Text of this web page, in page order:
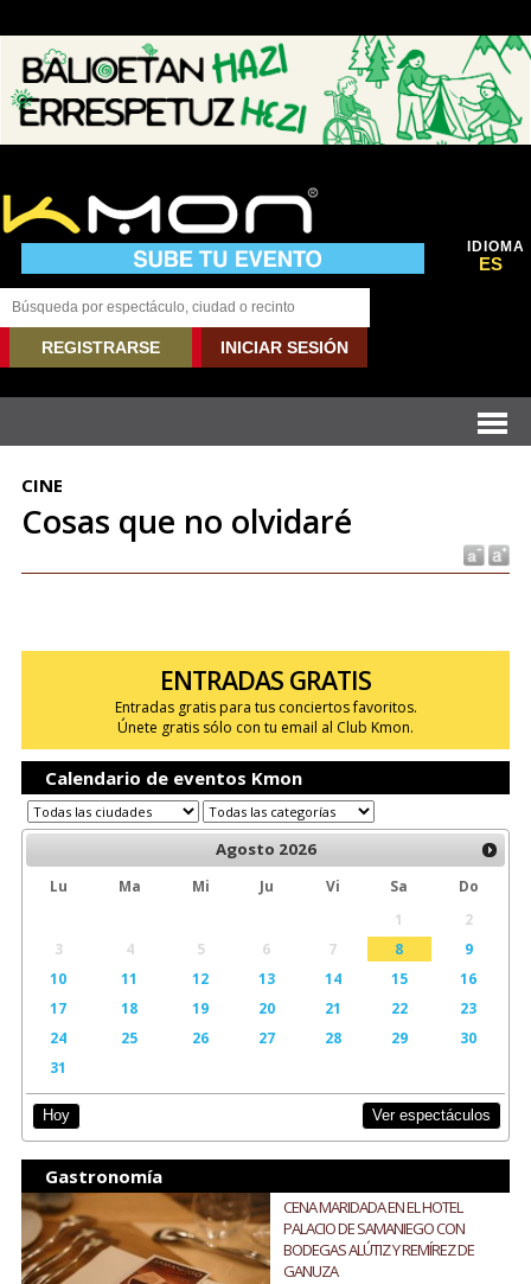
IDIOMA
ES
REGISTRARSE INICIAR SESIÓN
CINE
Cosas que no olvidaré
ENTRADAS GRATIS
Entradas gratis para tus conciertos favoritos.
Únete gratis sólo con tu email al Club Kmon.
Calendario de eventos Kmon
Agosto 2026
Lu Ma Mi Ju Vi Sa
Do
1
2
3
4 5 6 7 8
9
10
11 12 13 14 15
16
17
18 19 20 21 22
23
24
25 26 27 28 29
30
31
Hoy Ver espectáculos
Gastronomía
CENA MARIDADA EN EL HOTEL
PALACIO DE SAMANIEGO CON
BODEGAS ALÚTIZ Y REMÍREZ DE
GANUZA